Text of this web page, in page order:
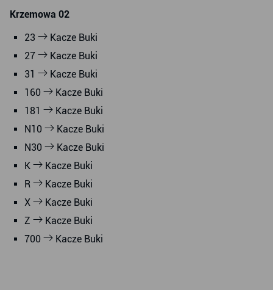
Krzemowa 02
23
Kacze Buki
27
Kacze Buki
31
Kacze Buki
160
Kacze Buki
181
Kacze Buki
N10
Kacze Buki
N30
Kacze Buki
K
Kacze Buki
R
Kacze Buki
X
Kacze Buki
Z
Kacze Buki
700
Kacze Buki